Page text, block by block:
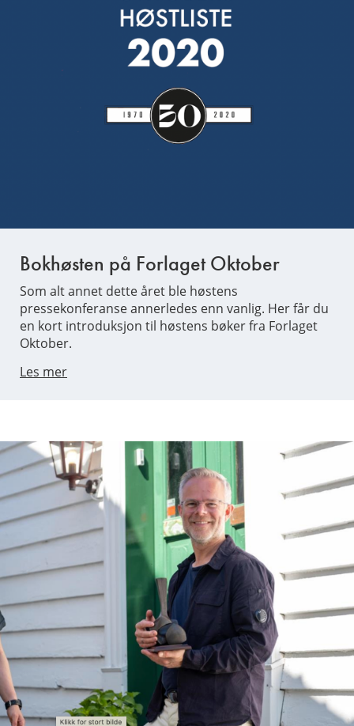
Bokhøsten på Forlaget Oktober
Som alt annet dette året ble høstens
pressekonferanse annerledes enn vanlig. Her får du
en kort introduksjon til høstens bøker fra Forlaget
Oktober.
Les mer